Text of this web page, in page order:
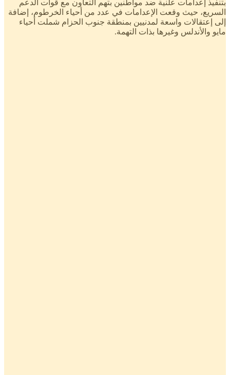
بتنفيذ إعدامات علنية ضد مواطنين بتهم التعاون مع قوات الدعم
السريع، حيث وقعت الإعدامات في عدد من أحياء الخرطوم، إضافة
إلى إعتقالات واسعة لمدنيين بمنطقة جنوب الحزام شملت أحياء
مايو والأندلس وغيرها بذات التهمة.